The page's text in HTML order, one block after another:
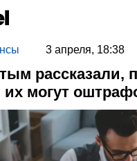
3 апреля, 18:38
рассказали,
могут